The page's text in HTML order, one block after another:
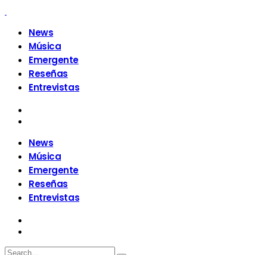
News
Música
Emergente
Reseñas
Entrevistas
News
Música
Emergente
Reseñas
Entrevistas